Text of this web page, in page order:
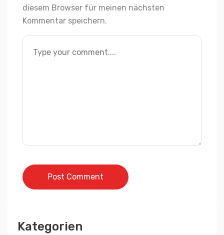
diesem Browser für meinen nächsten
Kommentar speichern.
Post Comment
Kategorien